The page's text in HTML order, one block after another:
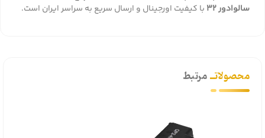
سالوادور ۳۲
با کیفیت اورجینال و ارسال سریع به سراسر ایران است.
محصولاتــمرتبط